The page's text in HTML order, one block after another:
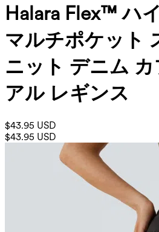
Halara Flex™ ハ
マルチポケット
ニット デニム
アル レギンス
$43.95 USD
$43.95 USD